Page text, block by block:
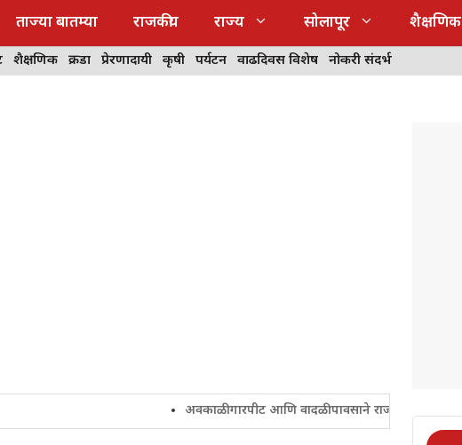
ताज्या बातम्या राजकीय राज्य सोलापूर शैक्षणिक
शैक्षणिक क्रीडा प्रेरणादायी कृषी पर्यटन वाढदिवस विशेष नोकरी संदर्भ
अवकाळी गारपीट आणि वादळी पावसाने राज्यातील शेतकरी चिंतेत !